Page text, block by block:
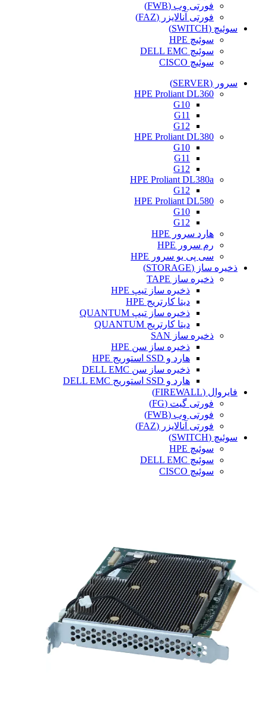
فورتی وب (FWB)
فورتی آنالایزر (FAZ)
سوئیچ (SWITCH)
سوئیچ HPE
سوئیچ DELL EMC
سوئیچ CISCO
سرور (SERVER)
HPE Proliant DL360
G10
G11
G12
HPE Proliant DL380
G10
G11
G12
HPE Proliant DL380a
G12
HPE Proliant DL580
G10
G12
هارد سرور HPE
رم سرور HPE
سی پی یو سرور HPE
ذخیره ساز (STORAGE)
ذخیره ساز TAPE
ذخیره ساز تیپ HPE
دیتا کارتریج HPE
ذخیره ساز تیپ QUANTUM
دیتا کارتریج QUANTUM
ذخیره ساز SAN
ذخیره ساز سن HPE
هارد و SSD استوریج HPE
ذخیره ساز سن DELL EMC
هارد و SSD استوریج DELL EMC
فایروال (FIREWALL)
فورتی گیت (FG)
فورتی وب (FWB)
فورتی آنالایزر (FAZ)
سوئیچ (SWITCH)
سوئیچ HPE
سوئیچ DELL EMC
سوئیچ CISCO